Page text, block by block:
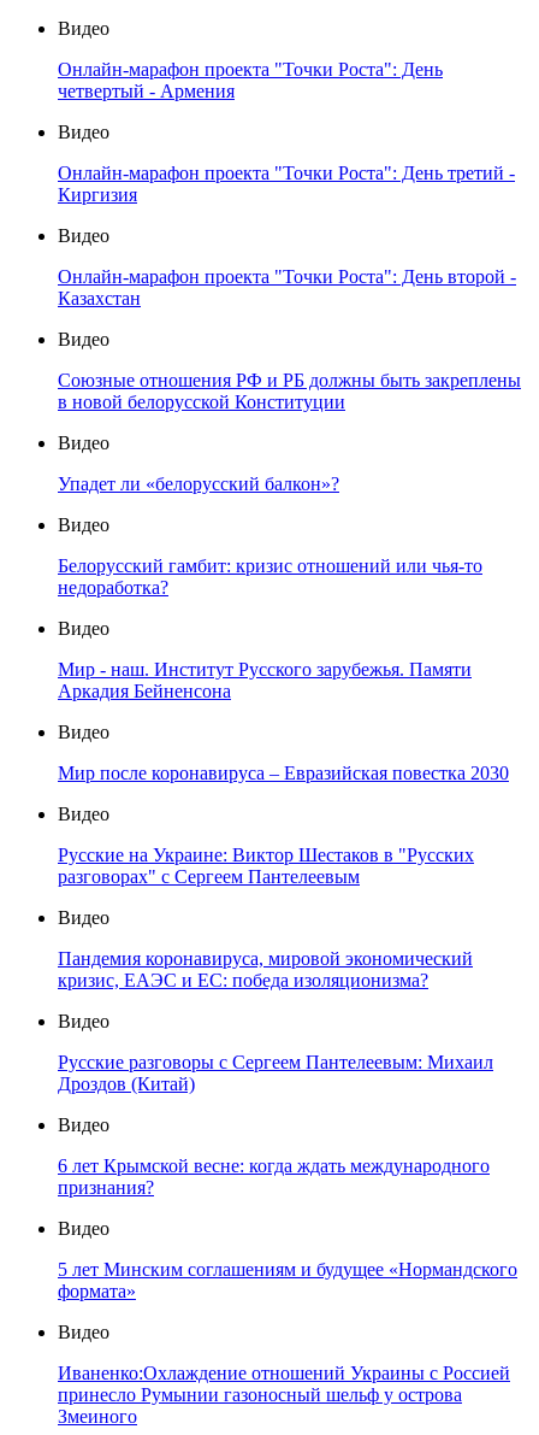
Видео
Онлайн-марафон проекта "Точки Роста": День
четвертый - Армения
Видео
Онлайн-марафон проекта "Точки Роста": День третий -
Киргизия
Видео
Онлайн-марафон проекта "Точки Роста": День второй -
Казахстан
Видео
Союзные отношения РФ и РБ должны быть закреплены
в новой белорусской Конституции
Видео
Упадет ли «белорусский балкон»?
Видео
Белорусский гамбит: кризис отношений или чья-то
недоработка?
Видео
Мир - наш. Институт Русского зарубежья. Памяти
Аркадия Бейненсона
Видео
Мир после коронавируса – Евразийская повестка 2030
Видео
Русские на Украине: Виктор Шестаков в "Русских
разговорах" с Сергеем Пантелеевым
Видео
Пандемия коронавируса, мировой экономический
кризис, ЕАЭС и ЕС: победа изоляционизма?
Видео
Русские разговоры с Сергеем Пантелеевым: Михаил
Дроздов (Китай)
Видео
6 лет Крымской весне: когда ждать международного
признания?
Видео
5 лет Минским соглашениям и будущее «Нормандского
формата»
Видео
Иваненко:Охлаждение отношений Украины с Россией
принесло Румынии газоносный шельф у острова
Змеиного